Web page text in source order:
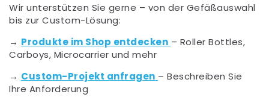
Wir unterstützen Sie gerne – von der Gefäßauswahl
bis zur Custom-Lösung:
→ Produkte im Shop entdecken – Roller Bottles,
Carboys, Microcarrier und mehr
→ Custom-Projekt anfragen – Beschreiben Sie
Ihre Anforderung